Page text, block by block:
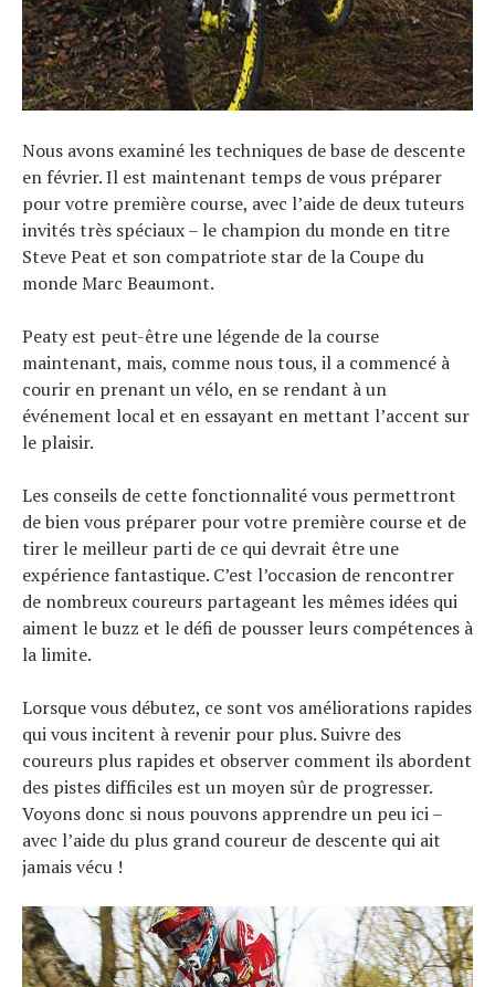
Nous avons examiné les techniques de base de descente
en février. Il est maintenant temps de vous préparer
pour votre première course, avec l’aide de deux tuteurs
invités très spéciaux – le champion du monde en titre
Steve Peat et son compatriote star de la Coupe du
monde Marc Beaumont.
Peaty est peut-être une légende de la course
maintenant, mais, comme nous tous, il a commencé à
courir en prenant un vélo, en se rendant à un
événement local et en essayant en mettant l’accent sur
le plaisir.
Les conseils de cette fonctionnalité vous permettront
de bien vous préparer pour votre première course et de
tirer le meilleur parti de ce qui devrait être une
expérience fantastique. C’est l’occasion de rencontrer
de nombreux coureurs partageant les mêmes idées qui
aiment le buzz et le défi de pousser leurs compétences à
la limite.
Lorsque vous débutez, ce sont vos améliorations rapides
qui vous incitent à revenir pour plus. Suivre des
coureurs plus rapides et observer comment ils abordent
des pistes difficiles est un moyen sûr de progresser.
Voyons donc si nous pouvons apprendre un peu ici –
avec l’aide du plus grand coureur de descente qui ait
jamais vécu !